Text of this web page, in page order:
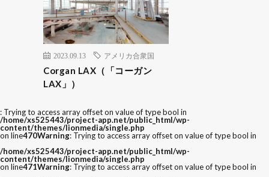
2023.09.13 アメリカ合衆国
Corgan LAX（「コーガン
LAX」）
: Trying to access array offset on value of type bool in
/home/xs525443/project-app.net/public_html/wp-
content/themes/lionmedia/single.php
on line470Warning: Trying to access array offset on value of type bool in
/home/xs525443/project-app.net/public_html/wp-
content/themes/lionmedia/single.php
on line471Warning: Trying to access array offset on value of type bool in